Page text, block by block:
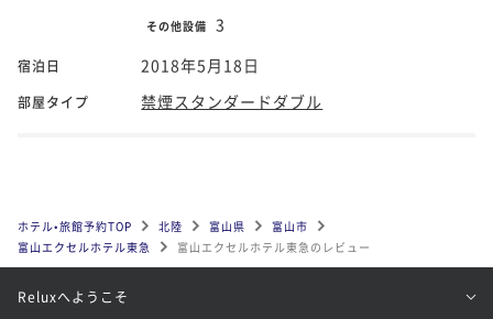
その他設備 3
宿泊日 2018年5月18日
部屋タイプ 禁煙スタンダードダブル
ホテル•旅館予約TOP 北陸 富山県
富山市
富山エクセルホテル東急
富山エクセルホテル東急のレビュー
Reluxへようこそ